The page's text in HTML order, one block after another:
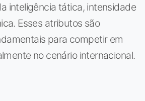
inteligência tática, intensidade
Esses atributos são
para competir em
no cenário internacional.